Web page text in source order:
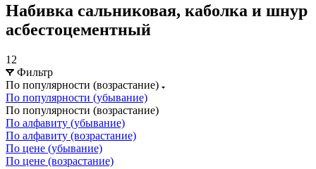
Набивка сальниковая, каболка и шнур
асбестоцементный
12
Фильтр
По популярности (возрастание)
По популярности (убывание)
По популярности (возрастание)
По алфавиту (убывание)
По алфавиту (возрастание)
По цене (убывание)
По цене (возрастание)